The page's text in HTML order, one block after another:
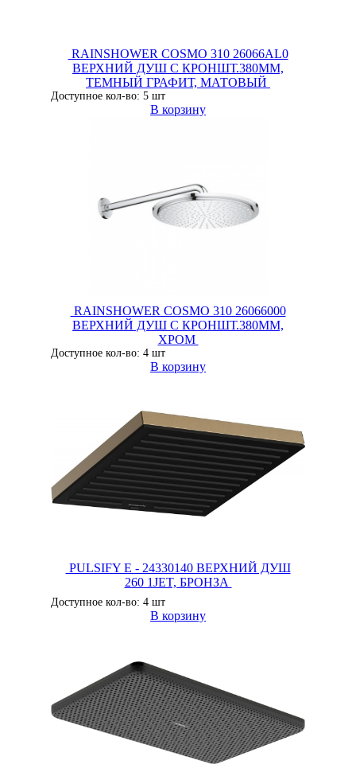
RAINSHOWER COSMO 310 26066AL0
ВЕРХНИЙ ДУШ С КРОНШТ.380ММ,
ТЕМНЫЙ ГРАФИТ, МАТОВЫЙ
Доступное кол-во: 5 шт
В корзину
RAINSHOWER COSMO 310 26066000
ВЕРХНИЙ ДУШ С КРОНШТ.380ММ,
ХРОМ
Доступное кол-во: 4 шт
В корзину
PULSIFY E - 24330140 ВЕРХНИЙ ДУШ
260 1JET, БРОНЗА
Доступное кол-во: 4 шт
В корзину